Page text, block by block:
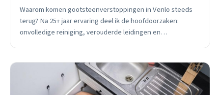
Waarom komen gootsteenverstoppingen in Venlo steeds
terug? Na 25+ jaar ervaring deel ik de hoofdoorzaken:
onvolledige reiniging, verouderde leidingen en